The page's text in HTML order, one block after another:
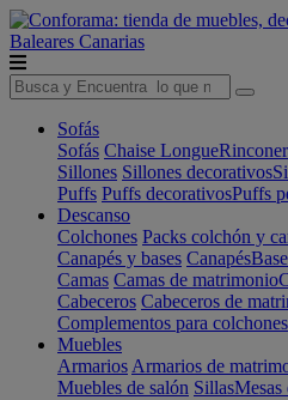
Baleares Canarias
Sofás
Sofás Chaise Longue
Sillones Sillones decorativos
Puffs Puffs decorativosPuffs
Descanso
Colchones Packs colchón y
Canapés y bases Canapés
Camas Camas de matrimonio
Cabeceros Cabeceros de
Complementos para colchones
Muebles
Armarios Armarios de
Muebles de salón SillasMesas